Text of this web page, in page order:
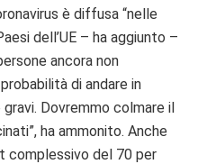
è diffusa “nelle
dell’UE – ha aggiunto –
ancora non
di andare in
Dovremmo colmare il
ha ammonito. Anche
complessivo del 70 per